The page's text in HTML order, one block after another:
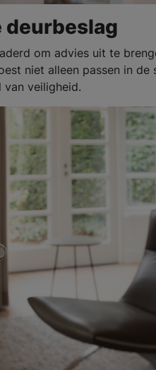
deurbeslag
om advies uit te
niet alleen passen in
van veiligheid.